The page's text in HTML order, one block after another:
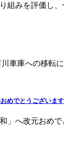
組みを評価し、
車庫への移転
めでとうございます
」へ改元おめ